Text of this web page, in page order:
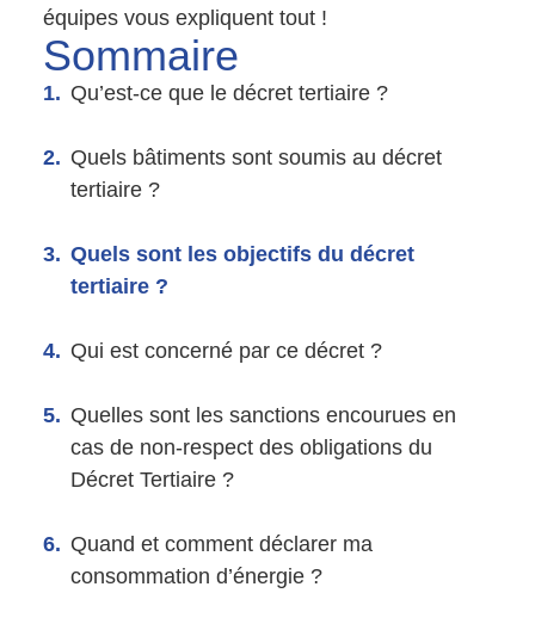
équipes vous expliquent tout !
Sommaire
Qu’est-ce que le décret tertiaire ?
Quels bâtiments sont soumis au décret
tertiaire ?
Quels sont les objectifs du décret
tertiaire ?
Qui est concerné par ce décret ?
Quelles sont les sanctions encourues en
cas de non-respect des obligations du
Décret Tertiaire ?
Quand et comment déclarer ma
consommation d’énergie ?